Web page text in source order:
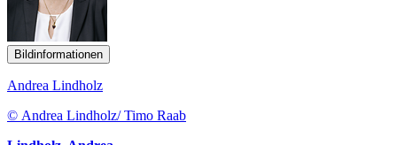
Bildinformationen
Andrea Lindholz
© Andrea Lindholz/ Timo Raab